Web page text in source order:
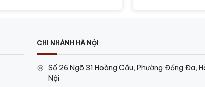
CHI NHÁNH HÀ NỘI
Số 26 Ngõ 31 Hoàng Cầu, Phường Đống Đa,
Nội